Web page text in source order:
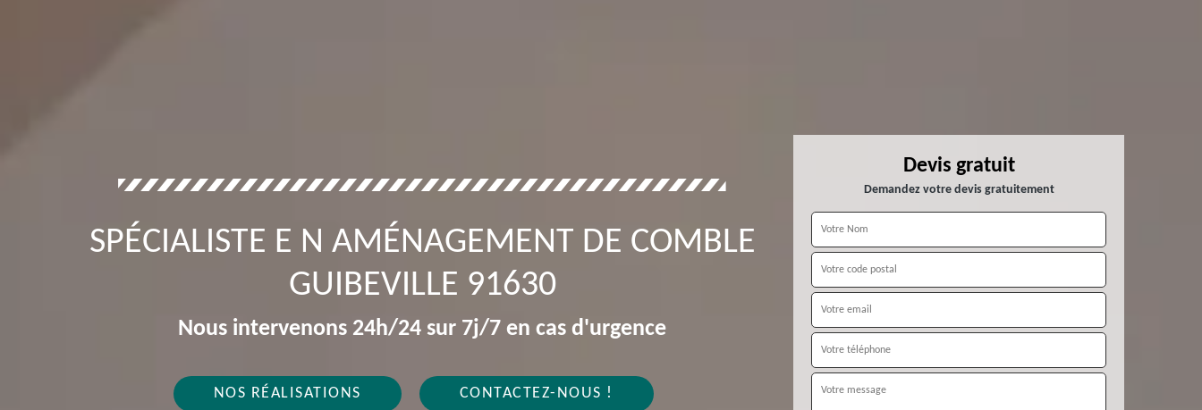
SPÉCIALISTE E N AMÉNAGEMENT DE COMBLE
GUIBEVILLE 91630
Nous intervenons 24h/24 sur 7j/7 en cas d'urgence
NOS RÉALISATIONS CONTACTEZ-NOUS !
Devis gratuit
Demandez votre devis gratuitement